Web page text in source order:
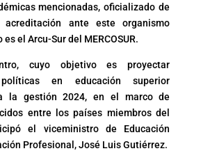
mencionadas, oficializado de
ante este organismo
el Arcu-Sur del MERCOSUR.
cuyo objetivo es proyectar
en educación superior
la gestión 2024, en el marco de
entre los países miembros del
el viceministro de Educación
Profesional, José Luis Gutiérrez.